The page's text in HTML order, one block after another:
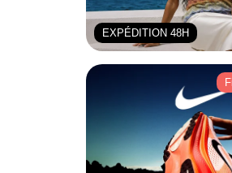
EXPÉDITION 48H